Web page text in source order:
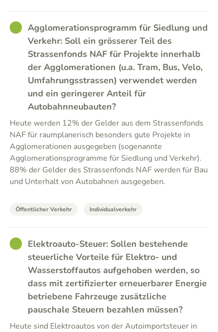
GOODAgglomerationsprogramm für Siedlung und
Verkehr: Soll ein grösserer Teil des
Strassenfonds NAF für Projekte innerhalb
der Agglomerationen (u.a. Tram, Bus, Velo,
Umfahrungsstrassen) verwendet werden
und ein geringerer Anteil für
Autobahnneubauten?
Heute werden 12% der Gelder aus dem Strassenfonds
NAF für raumplanerisch besonders gute Projekte in
Agglomerationen ausgegeben (sogenannte
Agglomerationsprogramme für Siedlung und Verkehr).
88% der Gelder des Strassenfonds NAF werden für Bau
und Unterhalt von Autobahnen ausgegeben.
Öffentlicher Verkehr Individualverkehr
GOODElektroauto-Steuer: Sollen bestehende
steuerliche Vorteile für Elektro- und
Wasserstoffautos aufgehoben werden, so
dass mit zertifizierter erneuerbarer Energie
betriebene Fahrzeuge zusätzliche
pauschale Steuern bezahlen müssen?
Heute sind Elektroautos von der Autoimportsteuer in